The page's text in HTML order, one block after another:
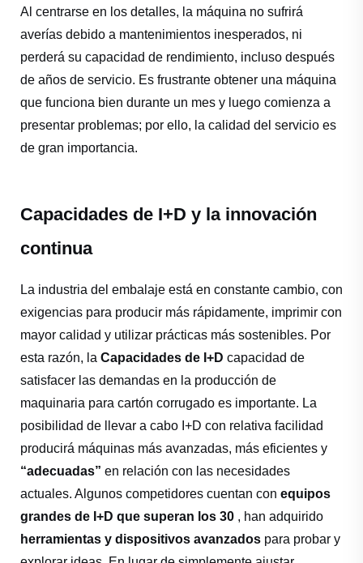
Al centrarse en los detalles, la máquina no sufrirá
averías debido a mantenimientos inesperados, ni
perderá su capacidad de rendimiento, incluso después
de años de servicio. Es frustrante obtener una máquina
que funciona bien durante un mes y luego comienza a
presentar problemas; por ello, la calidad del servicio es
de gran importancia.
Capacidades de I+D y la innovación
continua
La industria del embalaje está en constante cambio, con
exigencias para producir más rápidamente, imprimir con
mayor calidad y utilizar prácticas más sostenibles. Por
esta razón, la Capacidades de I+D capacidad de
satisfacer las demandas en la producción de
maquinaria para cartón corrugado es importante. La
posibilidad de llevar a cabo I+D con relativa facilidad
producirá máquinas más avanzadas, más eficientes y
“adecuadas” en relación con las necesidades
actuales. Algunos competidores cuentan con equipos
grandes de I+D que superan los 30 , han adquirido
herramientas y dispositivos avanzados para probar y